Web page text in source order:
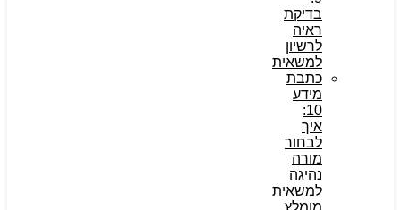
בדיקת
ראיה
לרשיון
למשאית
כתבת
מידע
10:
איך
לבחור
מורה
נהיגה
למשאית